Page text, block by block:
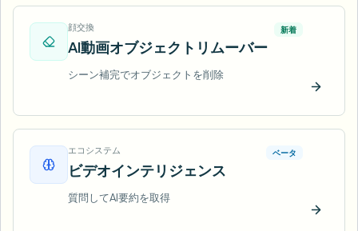
顔交換
AI動画オブジェクトリムーバー
新着
シーン補完でオブジェクトを削除
今すぐ
エコシステム
ビデオインテリジェンス
ベータ
質問してAI要約を取得
今すぐ